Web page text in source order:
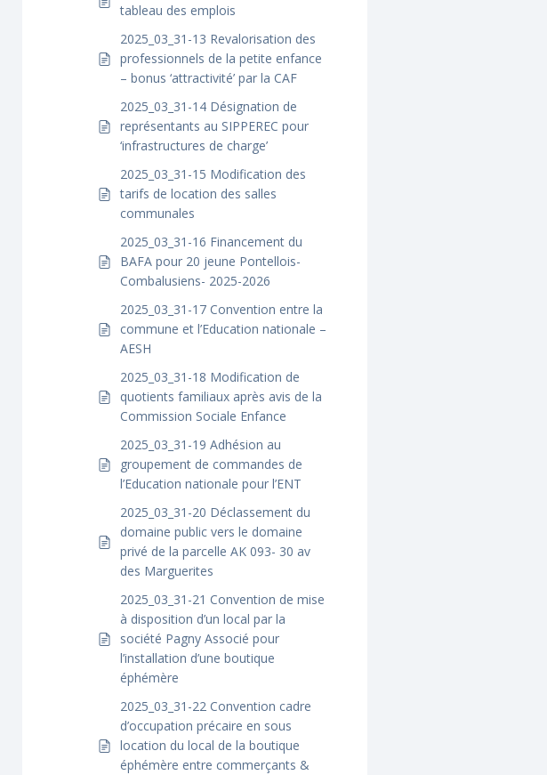
tableau des emplois
2025_03_31-13 Revalorisation des
professionnels de la petite enfance
– bonus ‘attractivité’ par la CAF
2025_03_31-14 Désignation de
représentants au SIPPEREC pour
‘infrastructures de charge’
2025_03_31-15 Modification des
tarifs de location des salles
communales
2025_03_31-16 Financement du
BAFA pour 20 jeune Pontellois-
Combalusiens- 2025-2026
2025_03_31-17 Convention entre la
commune et l’Education nationale –
AESH
2025_03_31-18 Modification de
quotients familiaux après avis de la
Commission Sociale Enfance
2025_03_31-19 Adhésion au
groupement de commandes de
l’Education nationale pour l’ENT
2025_03_31-20 Déclassement du
domaine public vers le domaine
privé de la parcelle AK 093- 30 av
des Marguerites
2025_03_31-21 Convention de mise
à disposition d’un local par la
société Pagny Associé pour
l’installation d’une boutique
éphémère
2025_03_31-22 Convention cadre
d’occupation précaire en sous
location du local de la boutique
éphémère entre commerçants &